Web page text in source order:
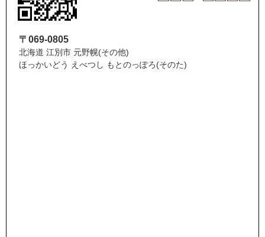
〒069-0805
北海道 江別市 元野幌(その他)
ほっかいどう えべつし もとのっぽろ(そのた)